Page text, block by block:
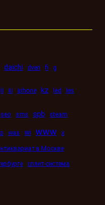
daichi dveri fi g
ii iii iphone kz led les
seo sms spb steam
was wi www x
в Москве
сплит-система